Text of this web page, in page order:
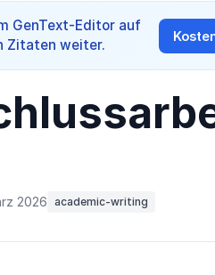
GenText-Editor auf
Zitaten weiter.
2026 academic-writing